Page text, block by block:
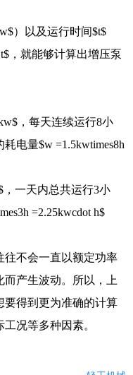
）以及运行时间$t$
t$，就能够计算出增压泵
，每天连续运行8小
电量$w =1.5kwtimes8h
，一天内总共运行3小
=2.25kwcdot h$
往不会一直以额定功率
产生波动。所以，上
要得到更为准确的计算
况等多种因素。